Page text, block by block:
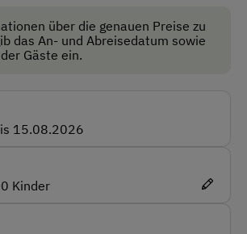
über die genauen Preise zu
das An- und Abreisedatum sowie
Gäste ein.
0 Kinder